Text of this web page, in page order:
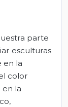
parte
esculturas
en la
color
la